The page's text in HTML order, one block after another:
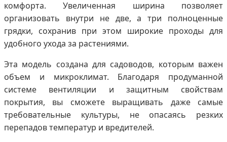
комфорта. Увеличенная ширина позволяет
организовать внутри не две, а три полноценные
грядки, сохранив при этом широкие проходы для
удобного ухода за растениями.
Эта модель создана для садоводов, которым важен
объем и микроклимат. Благодаря продуманной
системе вентиляции и защитным свойствам
покрытия, вы сможете выращивать даже самые
требовательные культуры, не опасаясь резких
перепадов температур и вредителей.